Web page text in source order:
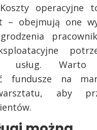
Koszty operacyjne
– obejmują one
usług. Warto
fundusze na
aby